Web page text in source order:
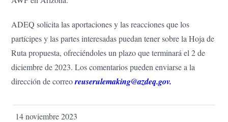
ADEQ solicita las aportaciones y las reacciones que los
partícipes y las partes interesadas puedan tener sobre la Hoja de
Ruta propuesta, ofreciéndoles un plazo que terminará el 2 de
diciembre de 2023. Los comentarios pueden enviarse a la
dirección de correoreuserulemaking@azdeq.gov.
14 noviembre 2023